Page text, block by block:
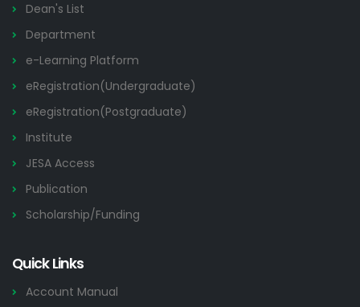
Dean's List
Department
e-Learning Platform
eRegistration(Undergraduate)
eRegistration(Postgraduate)
Institute
JESA Access
Publication
Scholarship/Funding
Quick Links
Account Manual